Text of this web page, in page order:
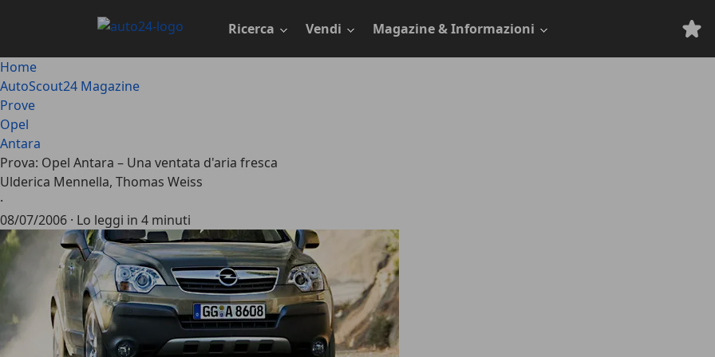
principale
Ricerca Vendi Magazine & Informazioni
Home
AutoScout24 Magazine
Prove
Opel
Antara
Prova: Opel Antara – Una ventata d'aria fresca
Ulderica Mennella, Thomas Weiss
·
08/07/2006 · Lo leggi in 4 minuti